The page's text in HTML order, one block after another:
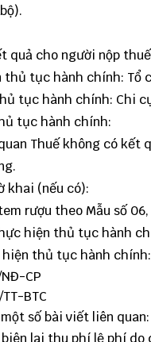
quả cho người nộp
tục hành chính: Tổ
tục hành chính: Chi
tục hành chính:
Thuế không có kết
khai (nếu có):
rượu theo Mẫu số 06
hiện thủ tục hành
thủ tục hành chính:
CP
BTC
số bài viết liên quan:
lai thu phí lệ phí